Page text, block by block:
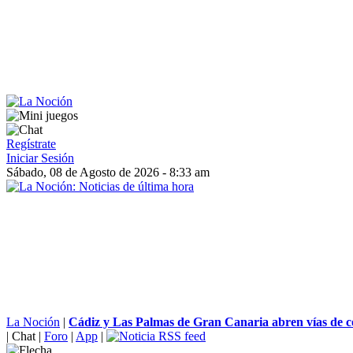
Regístrate
Iniciar Sesión
Sábado, 08 de Agosto de 2026 - 8:33 am
La Noción | Cádiz y Las Palmas de Gran Canaria abren vías de
| Chat | Foro | App |